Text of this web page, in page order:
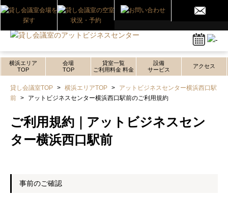
横浜エリア
TOP
会場
TOP
貸室一覧
ご利用料金 料金
設備
サービス
アクセス
貸し会議室TOP > 横浜エリアTOP >
アットビジネスセンター横浜西口駅
前 > アットビジネスセンター横浜西口駅前のご利用規約
ご利用規約｜アットビジネスセン
ター横浜西口駅前
事前のご確認